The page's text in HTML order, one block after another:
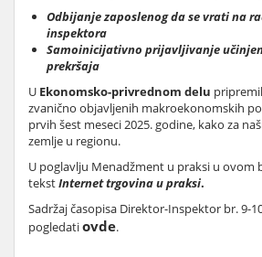
Odbijanje zaposlenog da se vrati na
inspektora
Samoinicijativno prijavljivanje
prekršaja
U Ekonomsko-privrednom delu
zvanično objavljenih makroekonomskih
prvih šest meseci 2025. godine, kako za
zemlje u regionu.
U poglavlju Menadžment u praksi u ovom
tekstInternet trgovina u praksi.
Sadržaj časopisa Direktor-Inspektor br. 9-
pogledatiovde.